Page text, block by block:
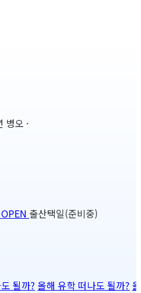
OPEN 출산택일(준비중)
될까? 올해 유학 떠나도 될까?
병오 ·